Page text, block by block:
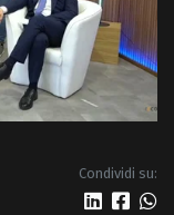
Condividi su: